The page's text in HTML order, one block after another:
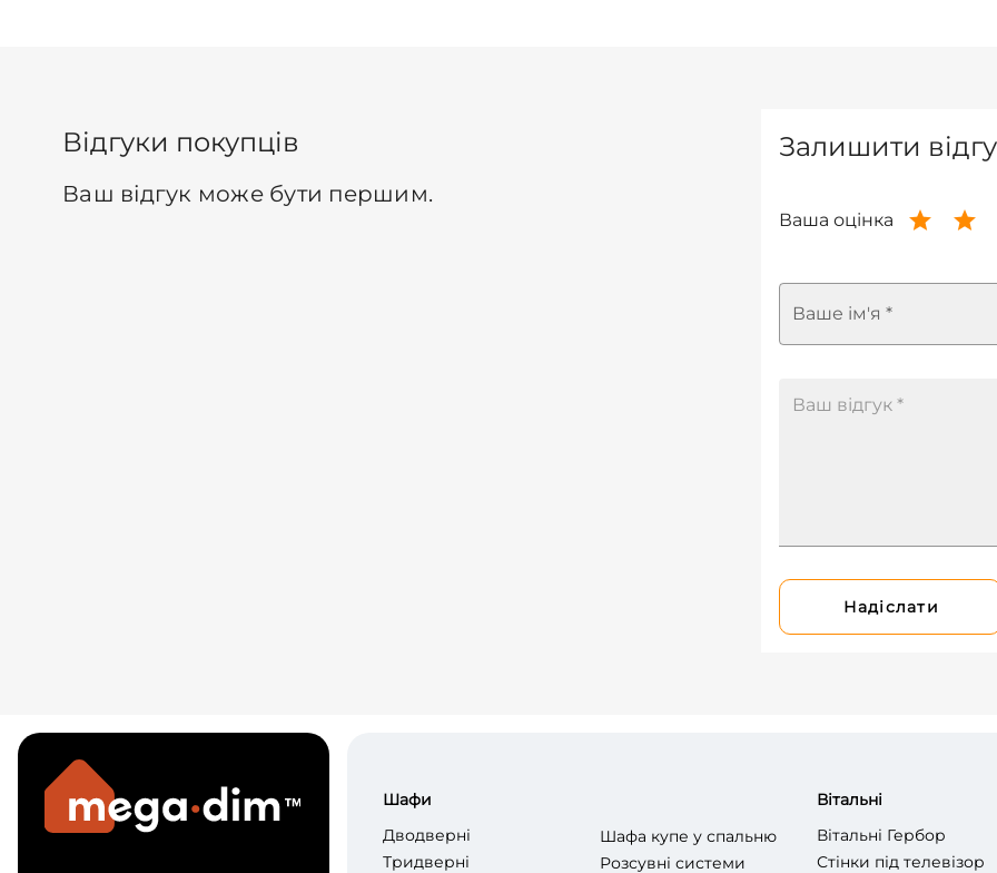
Відгуки покупців
Ваш відгук може бути першим.
Залишити
Ваша оцінка
Ваше ім'я *
Надіслати
Шафи
Дводверні
Тридверні
Шафа купе у спальню
Розсувні системи
Вітальні
Вітальні Гербор
Стінки під телевізор